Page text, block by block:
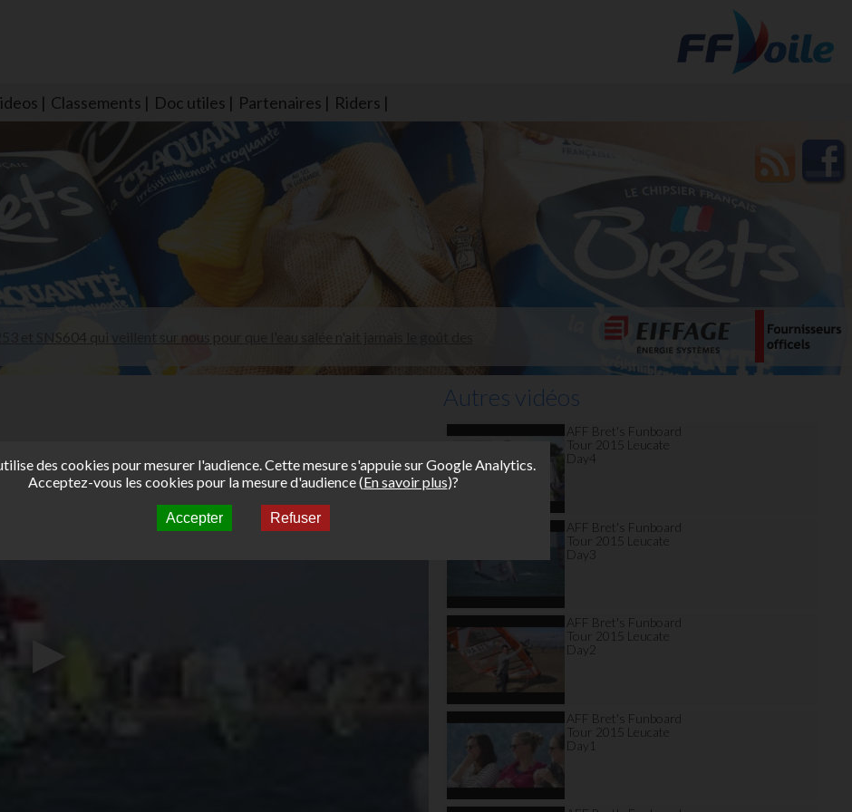
Classements Doc utiles Partenaires Riders
Autres vidéos
AFF Bret's Funboard
Tour 2015 Leucate
Day4
AFF Bret's Funboard
Tour 2015 Leucate
Day3
AFF Bret's Funboard
Tour 2015 Leucate
Day2
AFF Bret's Funboard
Tour 2015 Leucate
Day1
des cookies pour mesurer l'audience. Cette mesure s'appuie sur Google Analytics.
Acceptez-vous les cookies pour la mesure d'audience (En savoir plus)?
Accepter Refuser